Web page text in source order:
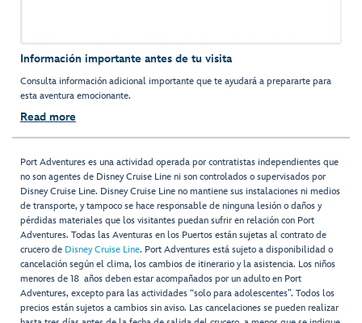
Información importante antes de tu visita
Consulta información adicional importante que te ayudará a prepararte para
esta aventura emocionante.
Read more
Port Adventures es una actividad operada por contratistas independientes que
no son agentes de Disney Cruise Line ni son controlados o supervisados por
Disney Cruise Line. Disney Cruise Line no mantiene sus instalaciones ni medios
de transporte, y tampoco se hace responsable de ninguna lesión o daños y
pérdidas materiales que los visitantes puedan sufrir en relación con Port
Adventures. Todas las Aventuras en los Puertos están sujetas al contrato de
crucero de Disney Cruise Line. Port Adventures está sujeto a disponibilidad o
cancelación según el clima, los cambios de itinerario y la asistencia. Los niños
menores de 18 años deben estar acompañados por un adulto en Port
Adventures, excepto para las actividades “solo para adolescentes”. Todos los
precios están sujetos a cambios sin aviso. Las cancelaciones se pueden realizar